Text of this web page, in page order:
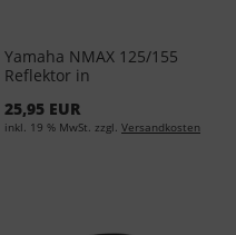
Yamaha NMAX 125/155
Reflektor in
34L Topcase BBW-F84SR-
S0-00
25,95 EUR
inkl. 19 % MwSt. zzgl. Versandkosten